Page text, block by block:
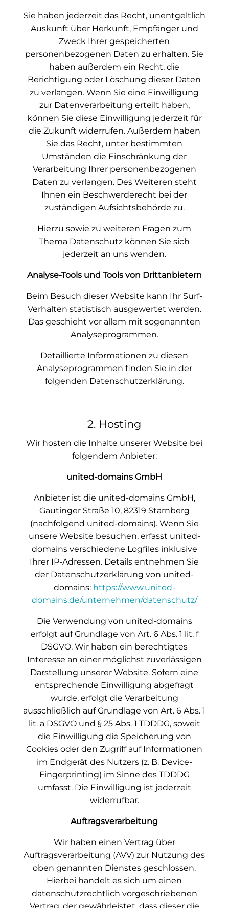
Sie haben jederzeit das Recht, unentgeltlich
Auskunft über Herkunft, Empfänger und
Zweck Ihrer gespeicherten
personenbezogenen Daten zu erhalten. Sie
haben außerdem ein Recht, die
Berichtigung oder Löschung dieser Daten
zu verlangen. Wenn Sie eine Einwilligung
zur Datenverarbeitung erteilt haben,
können Sie diese Einwilligung jederzeit für
die Zukunft widerrufen. Außerdem haben
Sie das Recht, unter bestimmten
Umständen die Einschränkung der
Verarbeitung Ihrer personenbezogenen
Daten zu verlangen. Des Weiteren steht
Ihnen ein Beschwerderecht bei der
zuständigen Aufsichtsbehörde zu.
Hierzu sowie zu weiteren Fragen zum
Thema Datenschutz können Sie sich
jederzeit an uns wenden.
Analyse-Tools und Tools von Dritt­anbietern
Beim Besuch dieser Website kann Ihr Surf-
Verhalten statistisch ausgewertet werden.
Das geschieht vor allem mit sogenannten
Analyseprogrammen.
Detaillierte Informationen zu diesen
Analyseprogrammen finden Sie in der
folgenden Datenschutzerklärung.
2. Hosting
Wir hosten die Inhalte unserer Website bei
folgendem Anbieter:
united-domains GmbH
Anbieter ist die united-domains GmbH,
Gautinger Straße 10, 82319 Starnberg
(nachfolgend united-domains). Wenn Sie
unsere Website besuchen, erfasst united-
domains verschiedene Logfiles inklusive
Ihrer IP-Adressen. Details entnehmen Sie
der Datenschutzerklärung von united-
domains: https://www.united-
domains.de/unternehmen/datenschutz/
Die Verwendung von united-domains
erfolgt auf Grundlage von Art. 6 Abs. 1 lit. f
DSGVO. Wir haben ein berechtigtes
Interesse an einer möglichst zuverlässigen
Darstellung unserer Website. Sofern eine
entsprechende Einwilligung abgefragt
wurde, erfolgt die Verarbeitung
ausschließlich auf Grundlage von Art. 6 Abs. 1
lit. a DSGVO und § 25 Abs. 1 TDDDG, soweit
die Einwilligung die Speicherung von
Cookies oder den Zugriff auf Informationen
im Endgerät des Nutzers (z. B. Device-
Fingerprinting) im Sinne des TDDDG
umfasst. Die Einwilligung ist jederzeit
widerrufbar.
Auftragsverarbeitung
Wir haben einen Vertrag über
Auftragsverarbeitung (AVV) zur Nutzung des
oben genannten Dienstes geschlossen.
Hierbei handelt es sich um einen
datenschutzrechtlich vorgeschriebenen